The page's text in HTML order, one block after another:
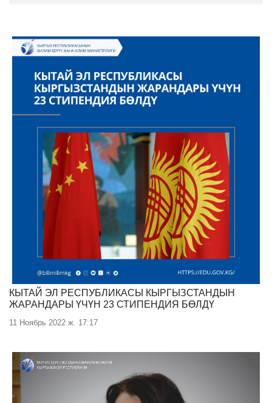
КЫТАЙ ЭЛ РЕСПУБЛИКАСЫ КЫРГЫЗСТАНДЫН
ЖАРАНДАРЫ ҮЧҮН 23 СТИПЕНДИЯ БӨЛДҮ
11 Ноябрь 2022 ж. 17:17